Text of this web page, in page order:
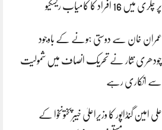
پر چکری میں 16 افراد کا کامیاب ریسکیو
عمران خان سے دوستی ہونے کے باوجود
چودھری نثار نے تحریک انصاف میں شمولیت
سے انکاری رہے
علی امین گنڈاپور کا وزیراعلیٰ خیبرپختونخوا کے